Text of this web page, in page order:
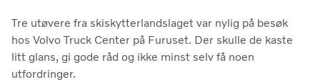
Tre utøvere fra skiskytterlandslaget var nylig på besøk
hos Volvo Truck Center på Furuset. Der skulle de kaste
litt glans, gi gode råd og ikke minst selv få noen
utfordringer.